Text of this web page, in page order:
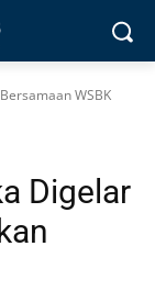
WSBK
Digelar